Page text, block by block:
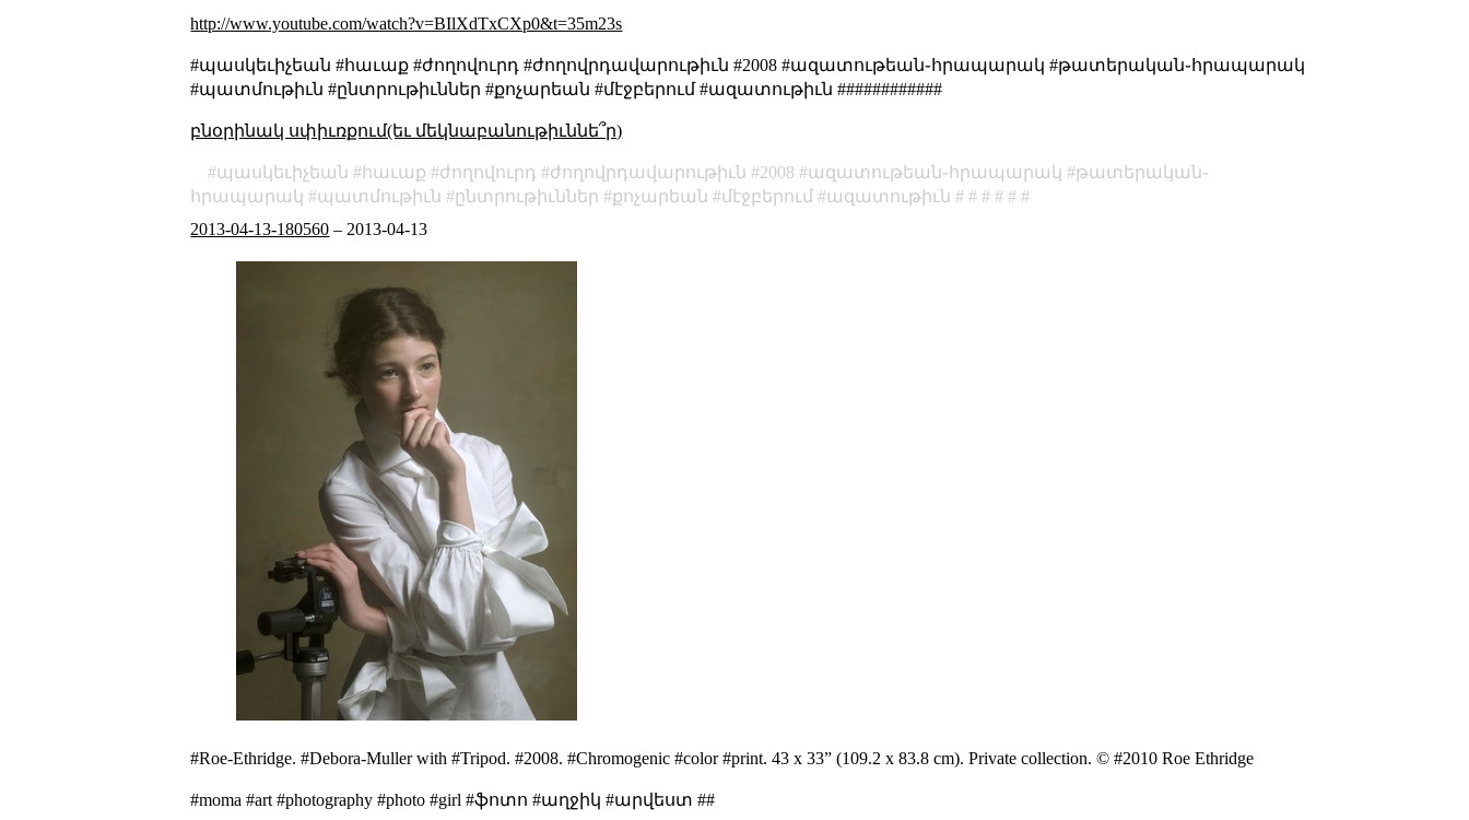
http://www.youtube.com/watch?v=BIlXdTxCXp0&t=35m23s
#պասկեւիչեան #հաւաք #ժողովուրդ #ժողովրդավարութիւն #2008 #ազատութեան֊հրապարակ #թատերական֊հրապարակ
#պատմութիւն #ընտրութիւններ #քոչարեան #մէջբերում #ազատութիւն ############
բնօրինակ սփիւռքում(եւ մեկնաբանութիւննե՞ր)
պասկեւիչեան հաւաք ժողովուրդ ժողովրդավարութիւն 2008 ազատութեան֊հրապարակ
թատերական֊
հրապարակ
պատմութիւն ընտրութիւններ քոչարեան մէջբերում
ազատութիւն
2013-04-13-180560 – 2013-04-13
#Roe-Ethridge. #Debora-Muller with #Tripod. #2008. #Chromogenic #color #print. 43 x 33” (109.2 x 83.8 cm). Private collection. © #2010 Roe Ethridge
#moma #art #photography #photo #girl #ֆոտո #աղջիկ #արվեստ ##